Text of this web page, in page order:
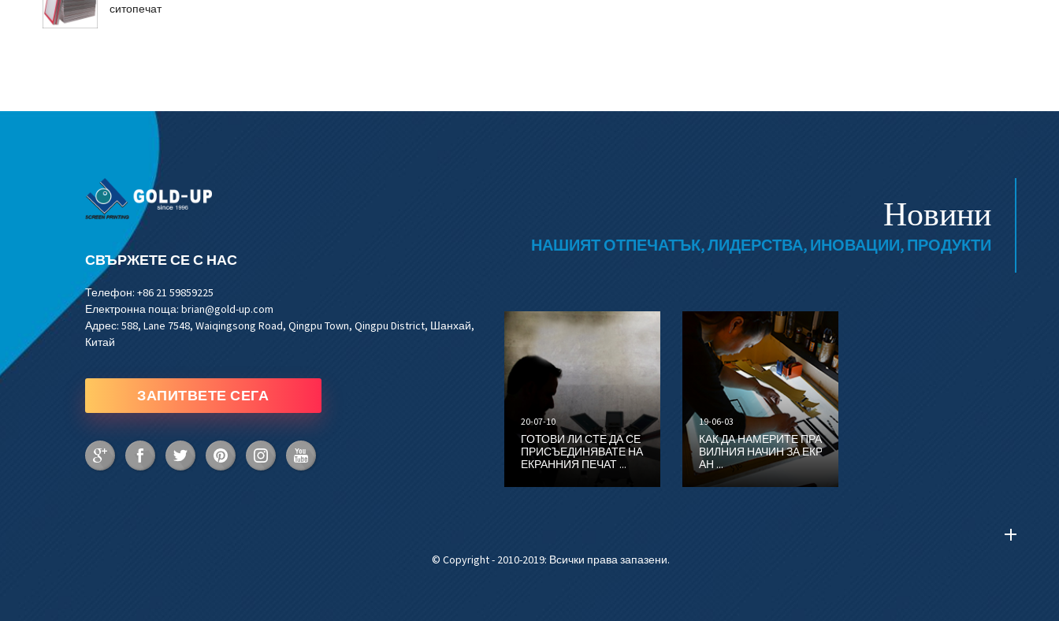
ситопечат
Новини
НАШИЯТ ОТПЕЧАТЪК, ЛИДЕРСТВА, ИНОВАЦИИ, ПРОДУКТИ
20-07-10
ГОТОВИ ЛИ СТЕ ДА СЕ
ПРИСЪЕДИНЯВАТЕ НА
ЕКРАННИЯ ПЕЧАТ ...
19-06-03
КАК ДА НАМЕРИТЕ ПРА
ВИЛНИЯ НАЧИН ЗА ЕКР
АН ...
СВЪРЖЕТЕ СЕ С НАС
Телефон: +86 21 59859225
Електронна поща: brian@gold-up.com
Адрес: 588, Lane 7548, Waiqingsong Road, Qingpu Town, Qingpu District, Шанхай,
Китай
ЗАПИТВЕТЕ СЕГА
© Copyright - 2010-2019: Всички права запазени.